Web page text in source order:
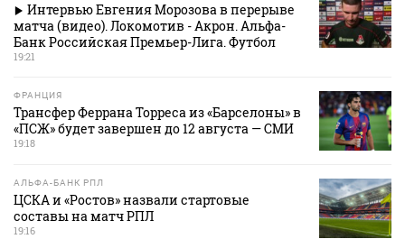
Интервью Евгения Морозова в перерыве
матча (видео). Локомотив - Акрон. Альфа-
Банк Российская Премьер-Лига. Футбол
19:21
ФРАНЦИЯ
Трансфер Феррана Торреса из «Барселоны» в
«ПСЖ» будет завершен до 12 августа — СМИ
19:18
АЛЬФА-БАНК РПЛ
ЦСКА и «Ростов» назвали стартовые
составы на матч РПЛ
19:16